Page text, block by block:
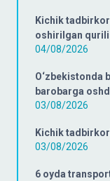
Kichik
oshirilgan
04/08/2026
O‘zbekistonda
barobarga
03/08/2026
Kichik
03/08/2026
6 oyda